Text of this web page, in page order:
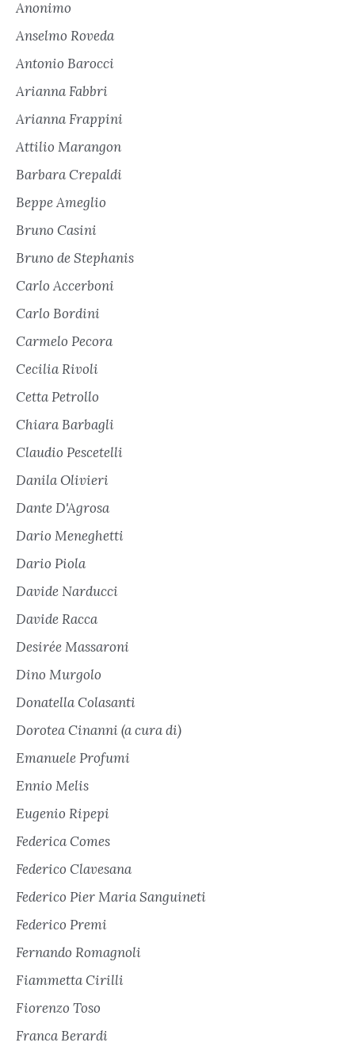
Anonimo
Anselmo Roveda
Antonio Barocci
Arianna Fabbri
Arianna Frappini
Attilio Marangon
Barbara Crepaldi
Beppe Ameglio
Bruno Casini
Bruno de Stephanis
Carlo Accerboni
Carlo Bordini
Carmelo Pecora
Cecilia Rivoli
Cetta Petrollo
Chiara Barbagli
Claudio Pescetelli
Danila Olivieri
Dante D'Agrosa
Dario Meneghetti
Dario Piola
Davide Narducci
Davide Racca
Desirée Massaroni
Dino Murgolo
Donatella Colasanti
Dorotea Cinanni (a cura di)
Emanuele Profumi
Ennio Melis
Eugenio Ripepi
Federica Comes
Federico Clavesana
Federico Pier Maria Sanguineti
Federico Premi
Fernando Romagnoli
Fiammetta Cirilli
Fiorenzo Toso
Franca Berardi